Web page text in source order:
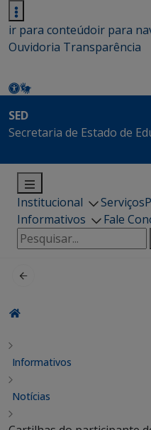
ir para conteúdoir para
Ouvidoria Transparência
SED
Secretaria de Estado de
Institucional Serviços
Informativos
Fale
Pesquisar
por:
Informativos
Notícias